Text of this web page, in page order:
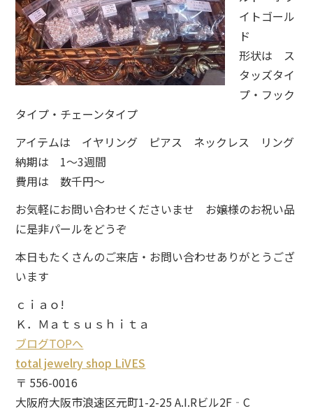
イトゴール
ド
形状は ス
タッズタイ
プ・フック
タイプ・チェーンタイプ
アイテムは イヤリング ピアス ネックレス リング
納期は 1～3週間
費用は 数千円～
お気軽にお問い合わせくださいませ お嬢様のお祝い品
に是非パールをどうぞ
本日もたくさんのご来店・お問い合わせありがとうござ
います
ｃｉａｏ!
Ｋ．Ｍａｔｓｕｓｈｉｔａ
ブログTOPへ
total jewelry shop LiVES
〒 556-0016
大阪府大阪市浪速区元町1-2-25 A.I.Rビル2F‐C